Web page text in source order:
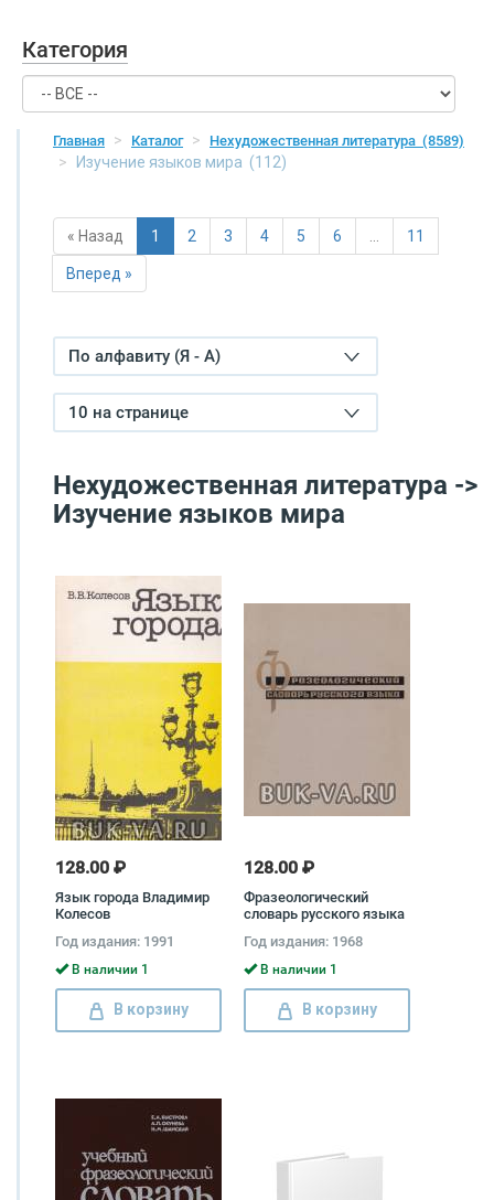
Категория
Главная Каталог Нехудожественная литература (8589)
Изучение языков мира (112)
« Назад 1 2 3 4 5 6 … 11
Вперед »
По алфавиту (Я - А)
10 на странице
Нехудожественная литература ->
Изучение языков мира
128.00 ₽
Язык города Владимир
Колесов
Год издания: 1991
В наличии 1
В корзину
128.00 ₽
Фразеологический
словарь русского языка
Год издания: 1968
В наличии 1
В корзину